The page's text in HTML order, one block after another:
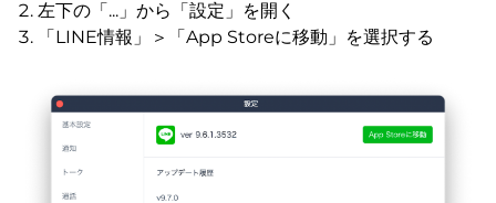
左下の「...」から「設定」を開く
「LINE情報」＞「App Storeに移動」を選択する